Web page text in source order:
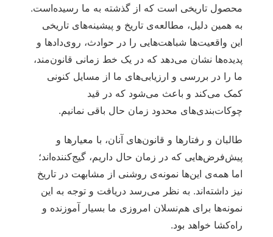
محصول تاریخی است که از گذشته به ما رسیده‌است.
به همین دلیل، مطالعه‌ی تاریخ و پیشینه‌های تاریخی
این واقعیت‌ها شباهت‌هایی را در حوادث، روی‌دادها و
پدیده‌ها نشان می‌دهد که در یک خط زمانی قانون‌مند،
ما را در بررسی و ارزیابی‌های ما از مسایل کنونی
کمک می‌کند و باعث می‌شود که در قید
چوکات‌بندی‌های محدود زمان حال باقی نمانیم.
طالبان و رفتارها و قانون‌های آنان، با معیارها و
پیش‌فرض‌هایی که در زمان حال داریم، گیج‌کننده‌اند؛
اما همه‌ی این‌ها نمونه‌ی روشنی از مشابهت در تاریخ
نیز داشته‌اند. به نظر می‌رسد دریافت و توجه به این
نمونه‌ها برای هم‌نسلان امروزی ما بسیار آموزنده و
راه‌کشا خواهد بود.